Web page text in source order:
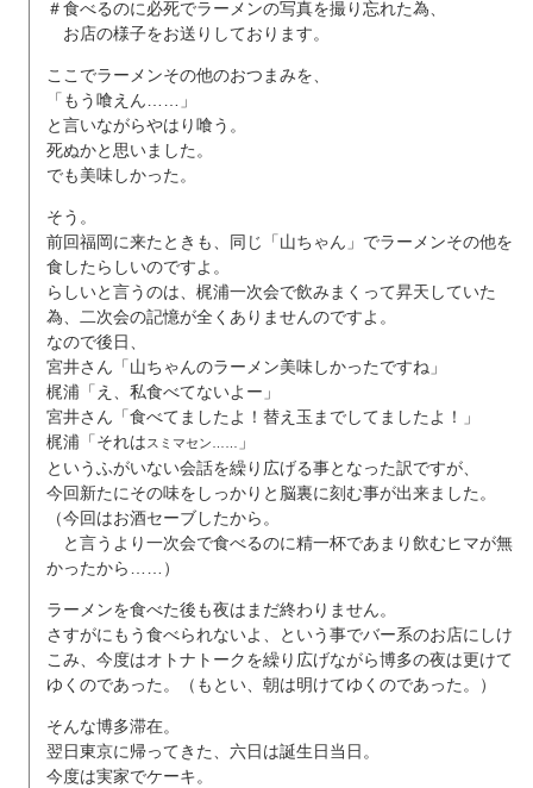
＃食べるのに必死でラーメンの写真を撮り忘れた為、
お店の様子をお送りしております。
ここでラーメンその他のおつまみを、
「もう喰えん……」
と言いながらやはり喰う。
死ぬかと思いました。
でも美味しかった。
そう。
前回福岡に来たときも、同じ「山ちゃん」でラーメンその他を
食したらしいのですよ。
らしいと言うのは、梶浦一次会で飲みまくって昇天していた
為、二次会の記憶が全くありませんのですよ。
なので後日、
宮井さん「山ちゃんのラーメン美味しかったですね」
梶浦「え、私食べてないよー」
宮井さん「食べてましたよ！替え玉までしてましたよ！」
梶浦「それはスミマセン……
」
というふがいない会話を繰り広げる事となった訳ですが、
今回新たにその味をしっかりと脳裏に刻む事が出来ました。
（今回はお酒セーブしたから。
と言うより一次会で食べるのに精一杯であまり飲むヒマが無
かったから……）
ラーメンを食べた後も夜はまだ終わりません。
さすがにもう食べられないよ、という事でバー系のお店にしけ
こみ、今度はオトナトークを繰り広げながら博多の夜は更けて
ゆくのであった。（もとい、朝は明けてゆくのであった。）
そんな博多滞在。
翌日東京に帰ってきた、六日は誕生日当日。
今度は実家でケーキ。